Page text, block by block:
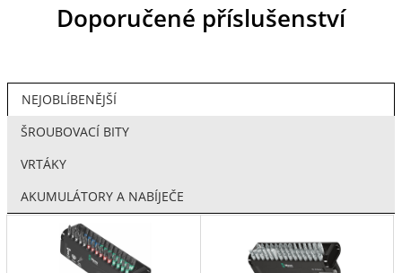
Doporučené příslušenství
NEJOBLÍBENĚJŠÍ
ŠROUBOVACÍ BITY
VRTÁKY
AKUMULÁTORY A NABÍJEČE